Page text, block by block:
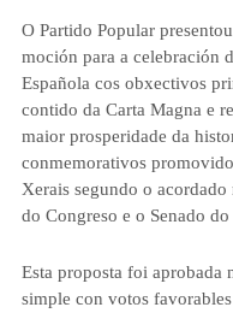
O Partido Popular
moción para a celebración
Española cos obxectivos
contido da Carta Magna e
maior prosperidade da
conmemorativos
Xerais segundo o
do Congreso e o Senado
Esta proposta foi aprobada
simple con votos